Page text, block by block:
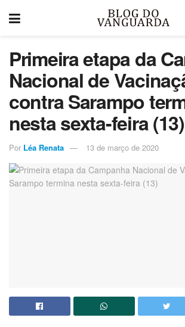
Primeira etapa da
Nacional de
contra Sarampo
nesta sexta-feira (13)
Por Léa Renata 13 de março de 2020